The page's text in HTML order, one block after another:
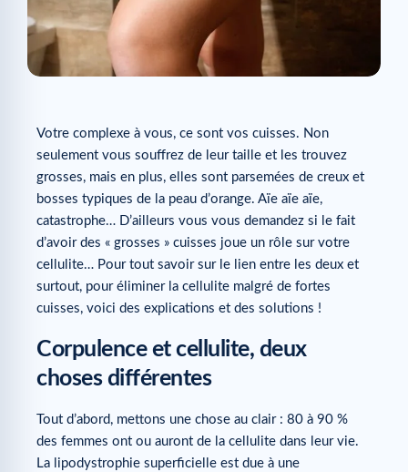
Votre complexe à vous, ce sont vos cuisses. Non
seulement vous souffrez de leur taille et les trouvez
grosses, mais en plus, elles sont parsemées de creux et
bosses typiques de la peau d’orange. Aïe aïe aïe,
catastrophe… D’ailleurs vous vous demandez si le fait
d’avoir des « grosses » cuisses joue un rôle sur votre
cellulite… Pour tout savoir sur le lien entre les deux et
surtout, pour éliminer la cellulite malgré de fortes
cuisses, voici des explications et des solutions !
Corpulence et cellulite, deux
choses différentes
Tout d’abord, mettons une chose au clair : 80 à 90 %
des femmes ont ou auront de la cellulite dans leur vie.
La lipodystrophie superficielle est due à une